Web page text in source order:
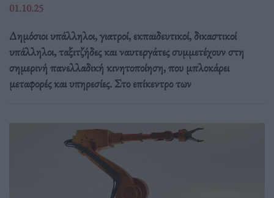
01.10.25
Δημόσιοι υπάλληλοι, γιατροί, εκπαιδευτικοί, δικαστικοί
υπάλληλοι, ταξιτζήδες και ναυτεργάτες συμμετέχουν στη
σημερινή πανελλαδική κινητοποίηση, που μπλοκάρει
μεταφορές και υπηρεσίες. Στο επίκεντρο των